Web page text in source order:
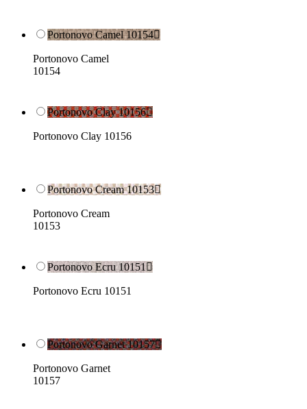
Portonovo Camel 10154
Portonovo Camel
10154
Portonovo Clay 10156
Portonovo Clay 10156
Portonovo Cream 10153
Portonovo Cream
10153
Portonovo Ecru 10151
Portonovo Ecru 10151
Portonovo Garnet 10157
Portonovo Garnet
10157